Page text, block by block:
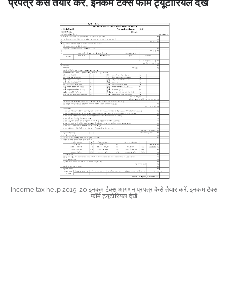
प्रपत्र कैसे तैयार करें, इनकम टैक्स फॉर्म ट्यूटोरियल देखें
Income tax help 2019-20 इनकम टैक्स आगणन प्रपत्र कैसे तैयार करें, इनकम टैक्स
फॉर्म ट्यूटोरियल देखें